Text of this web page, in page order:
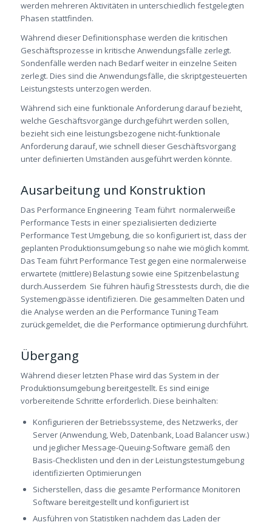
werden mehreren Aktivitäten in unterschiedlich festgelegten
Phasen stattfinden.
Während dieser Definitionsphase werden die kritischen
Geschäftsprozesse in kritische Anwendungsfälle zerlegt.
Sondenfälle werden nach Bedarf weiter in einzelne Seiten
zerlegt. Dies sind die Anwendungsfälle, die skriptgesteuerten
Leistungstests unterzogen werden.
Während sich eine funktionale Anforderung darauf bezieht,
welche Geschäftsvorgänge durchgeführt werden sollen,
bezieht sich eine leistungsbezogene nicht-funktionale
Anforderung darauf, wie schnell dieser Geschäftsvorgang
unter definierten Umständen ausgeführt werden könnte.
Ausarbeitung und Konstruktion
Das Performance Engineering Team führt normalerweiße
Performance Tests in einer spezialisierten dedizierte
Performance Test Umgebung, die so konfiguriert ist, dass der
geplanten Produktionsumgebung so nahe wie möglich kommt.
Das Team führt Performance Test gegen eine normalerweise
erwartete (mittlere) Belastung sowie eine Spitzenbelastung
durch.Ausserdem Sie führen häufig Stresstests durch, die die
Systemengpässe identifizieren. Die gesammelten Daten und
die Analyse werden an die Performance Tuning Team
zurückgemeldet, die die Performance optimierung durchführt.
Übergang
Während dieser letzten Phase wird das System in der
Produktionsumgebung bereitgestellt. Es sind einige
vorbereitende Schritte erforderlich. Diese beinhalten:
Konfigurieren der Betriebssysteme, des Netzwerks, der
Server (Anwendung, Web, Datenbank, Load Balancer usw.)
und jeglicher Message-Queuing-Software gemäß den
Basis-Checklisten und den in der Leistungstestumgebung
identifizierten Optimierungen
Sicherstellen, dass die gesamte Performance Monitoren
Software bereitgestellt und konfiguriert ist
Ausführen von Statistiken nachdem das Laden der